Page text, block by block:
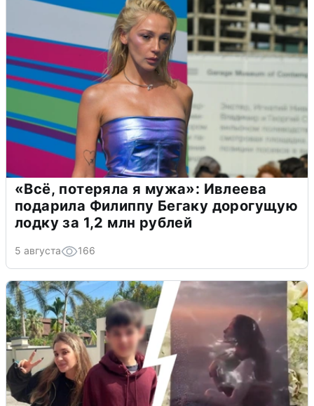
«Всё, потеряла я мужа»: Ивлеева
подарила Филиппу Бегаку дорогущую
лодку за 1,2 млн рублей
5 августа 166